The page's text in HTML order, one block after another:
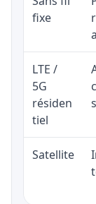
fixe
LTE /
5G
résiden
tiel
Satellite